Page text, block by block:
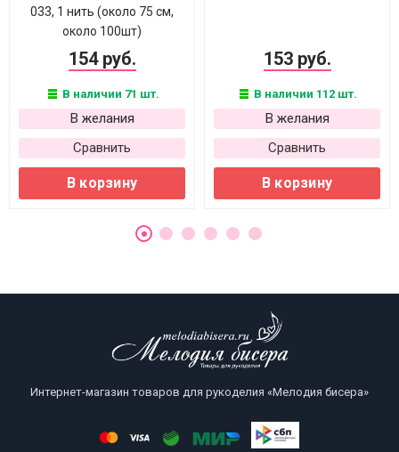
033, 1 нить (около 75 см,
около 100шт)
154 руб.
В наличии 71 шт.
В желания
Сравнить
В корзину
153 руб.
В наличии 112 шт.
В желания
Сравнить
В корзину
Интернет-магазин товаров для рукоделия «Мелодия бисера»